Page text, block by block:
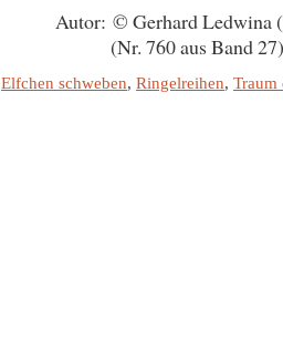
Autor: © Gerhard Ledwina
(Nr. 760 aus Band 27)
Elfchen schweben, Ringelreihen, Traum